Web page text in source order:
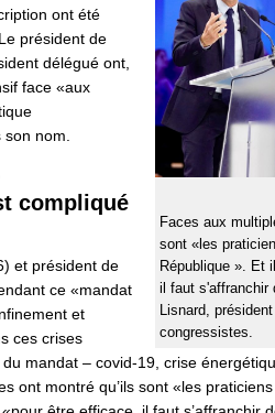
Faces aux
sont «les
République ». Et
il faut s'affranchir
Lisnard,
congressistes.
ont été
président de
délégué ont,
face «aux
nom.
compliqué
et président de
ce «mandat
et
ces crises
mandat – covid-19, crise
ont montré qu’ils sont «les